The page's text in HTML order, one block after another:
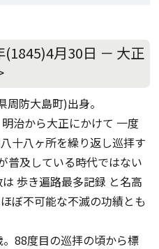
月30日 － 大正
防大島町)出身。
治から大正にかけて 一度
十八ヶ所を繰り返し巡拝す
普及している時代ではない
歩き遍路最多記録 と名高
ぼ不可能な不滅の功績とも
88度目の巡拝の頃から標